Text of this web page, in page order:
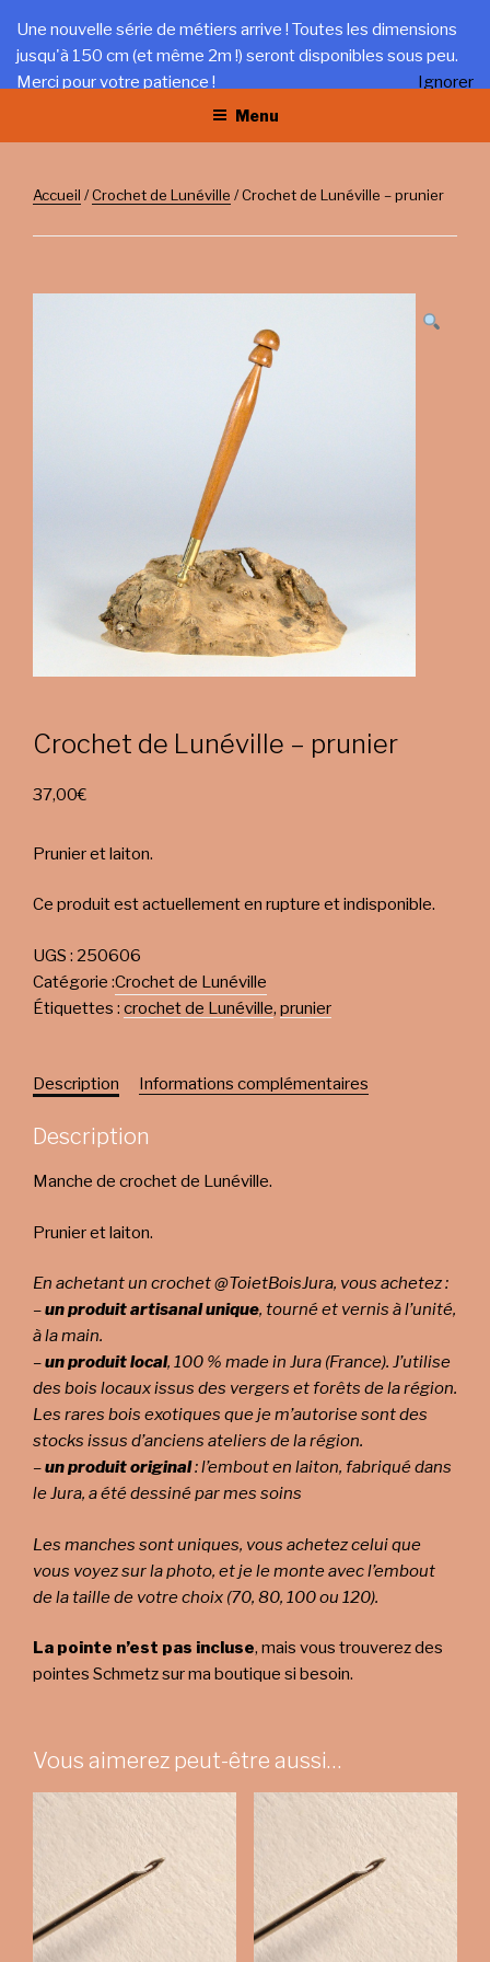
contenu
principal
LA TRÉFILERIE
Gîte et artisanat au coeur du Jura
Menu
Accueil /Crochet de Lunéville / Crochet de Lunéville – prunier
Crochet de Lunéville – prunier
37,00€
Prunier et laiton.
Ce produit est actuellement en rupture et indisponible.
UGS : 250606
Catégorie :Crochet de Lunéville
Étiquettes : crochet de Lunéville, prunier
Description Informations complémentaires
Description
Manche de crochet de Lunéville.
Prunier et laiton.
En achetant un crochet @ToietBoisJura, vous achetez :
–un produit artisanal unique, tourné et vernis à l’unité,
à la main.
–un produit local, 100 % made in Jura (France). J’utilise
des bois locaux issus des vergers et forêts de la région.
Les rares bois exotiques que je m’autorise sont des
stocks issus d’anciens ateliers de la région.
–un produit original: l’embout en laiton, fabriqué dans
le Jura, a été dessiné par mes soins
Les manches sont uniques, vous achetez celui que
vous voyez sur la photo, et je le monte avec l’embout
de la taille de votre choix (70, 80, 100 ou 120).
La pointe n’est pas incluse, mais vous trouverez des
pointes Schmetz sur ma boutique si besoin.
Vous aimerez peut-être aussi…
Une nouvelle série de métiers arrive ! Toutes les dimensions
jusqu'à 150 cm (et même 2m !) seront disponibles sous peu.
Merci pour votre patience !
Ignorer